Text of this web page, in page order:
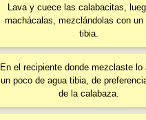
Lava y cuece las calabacitas,
machácalas, mezclándolas con un
tibia.
En el recipiente donde mezclaste lo
un poco de agua tibia, de
de la calabaza.